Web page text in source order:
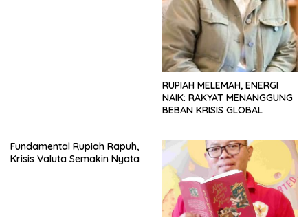
RUPIAH MELEMAH, ENERGI
NAIK: RAKYAT MENANGGUNG
BEBAN KRISIS GLOBAL
Fundamental Rupiah Rapuh,
Krisis Valuta Semakin Nyata